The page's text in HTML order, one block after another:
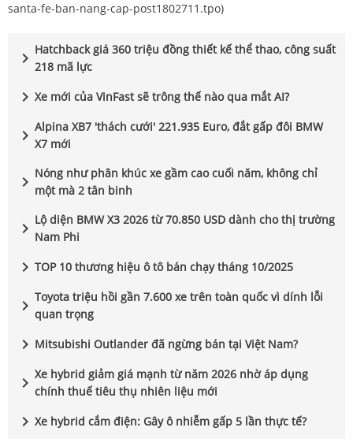
santa-fe-ban-nang-cap-post1802711.tpo)
chevron_right Hatchback giá 360 triệu đồng thiết kế thể thao, công suất
218 mã lực
chevron_right Xe mới của VinFast sẽ trông thế nào qua mắt AI?
chevron_right Alpina XB7 'thách cưới' 221.935 Euro, đắt gấp đôi BMW
X7 mới
chevron_right Nóng như phân khúc xe gầm cao cuối năm, không chỉ
một mà 2 tân binh
chevron_right Lộ diện BMW X3 2026 từ 70.850 USD dành cho thị trường
Nam Phi
chevron_right TOP 10 thương hiệu ô tô bán chạy tháng 10/2025
chevron_right Toyota triệu hồi gần 7.600 xe trên toàn quốc vì dính lỗi
quan trọng
chevron_right Mitsubishi Outlander đã ngừng bán tại Việt Nam?
chevron_right Xe hybrid giảm giá mạnh từ năm 2026 nhờ áp dụng
chính thuế tiêu thụ nhiên liệu mới
chevron_right Xe hybrid cắm điện: Gây ô nhiễm gấp 5 lần thực tế?